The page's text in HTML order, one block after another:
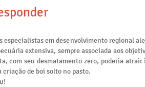
especialistas em desenvolvimento regional
extensiva, sempre associada aos
com seu desmatamento zero, poderia
criação de boi solto no pasto.